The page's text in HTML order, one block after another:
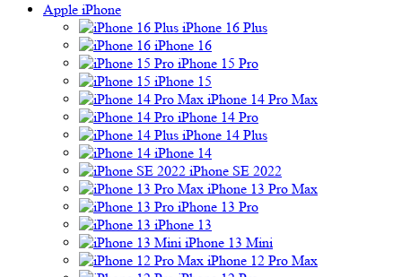
Apple iPhone
iPhone 16 Plus
iPhone 16
iPhone 15 Pro
iPhone 15
iPhone 14 Pro Max
iPhone 14 Pro
iPhone 14 Plus
iPhone 14
iPhone SE 2022
iPhone 13 Pro Max
iPhone 13 Pro
iPhone 13
iPhone 13 Mini
iPhone 12 Pro Max